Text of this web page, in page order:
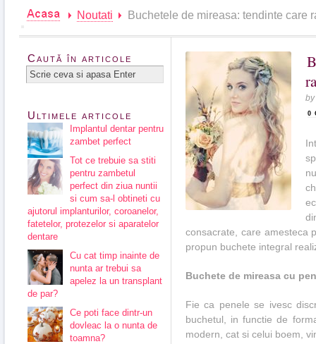
Noutati Buchetele de mireasa: tendinte care
by
0
consacrate, care amesteca
propun buchete integral
Buchete de mireasa cu
Fie ca penele se ivesc
buchetul, in functie de
modern, cat si celui boem,
Caută în articole
Ultimele articole
Implantul dentar pentru
zambet perfect
Tot ce trebuie sa stiti
pentru zambetul
perfect din ziua nuntii
si cum sa-l obtineti cu
ajutorul implanturilor, coroanelor,
fatetelor, protezelor si aparatelor
dentare
Cu cat timp inainte de
nunta ar trebui sa
apelez la un transplant
de par?
Ce poti face dintr-un
dovleac la o nunta de
toamna?